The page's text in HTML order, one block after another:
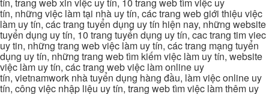
tín, những việc làm tại nhà uy tín, các trang web giới thiệu việc
làm uy tín, các trang tuyển dụng uy tín hiện nay, những website
tuyển dụng uy tín, 10 trang tuyển dụng uy tín, cac trang tim viec
uy tin, những trang web việc làm uy tín, các trang mạng tuyển
dụng uy tín, những trang web tìm kiếm việc làm uy tín, website
việc làm uy tín, các trang web việc làm online uy
tín, vietnamwork nhà tuyển dụng hàng đầu, làm việc online uy
tín, công việc nhập liệu uy tín, trang web tìm việc làm thêm uy